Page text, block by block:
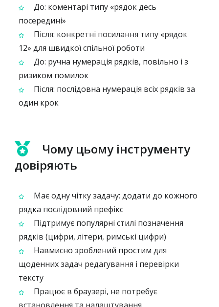
До: коментарі типу «рядок десь
посередині»
Після: конкретні посилання типу «рядок
12» для швидкої спільної роботи
До: ручна нумерація рядків, повільно і з
ризиком помилок
Після: послідовна нумерація всіх рядків за
один крок
Чому цьому інструменту
довіряють
Має одну чітку задачу: додати до кожного
рядка послідовний префікс
Підтримує популярні стилі позначення
рядків (цифри, літери, римські цифри)
Навмисно зроблений простим для
щоденних задач редагування і перевірки
тексту
Працює в браузері, не потребує